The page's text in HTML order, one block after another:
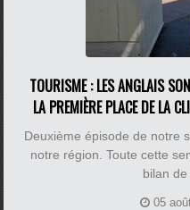
TOURISME : LES ANGLAIS
LA PREMIÈRE PLACE DE LA
Deuxième épisode de notre
notre région. Toute cette
bilan de
05